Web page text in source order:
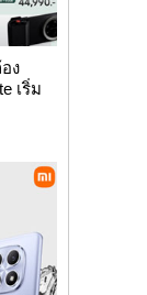
ง
เริ่ม